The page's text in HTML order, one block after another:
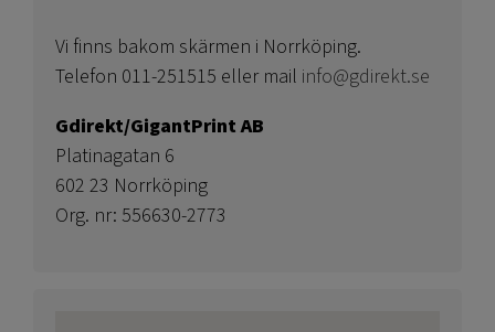
Vi finns bakom skärmen i Norrköping.
Telefon 011-251515 eller mail info@gdirekt.se
Gdirekt/GigantPrint AB
Platinagatan 6
602 23 Norrköping
Org. nr: 556630-2773